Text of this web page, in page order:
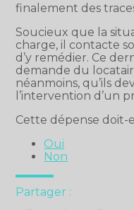
finalement des
Soucieux que la
charge, il contacte
d’y remédier. Ce
demande du
néanmoins, qu’ils
l’intervention d’un
Cette dépense doit-
Oui
Non
Partager :